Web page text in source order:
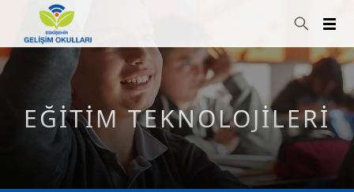
EĞİTİM TEKNOLOJİLERİ